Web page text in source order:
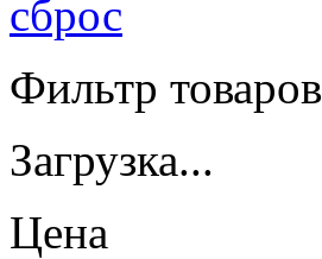
сброс
Фильтр товаров
Загрузка...
Цена